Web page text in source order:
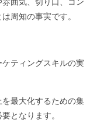
周知の事実です。
ティングスキルの実
最大化するための集
となります。